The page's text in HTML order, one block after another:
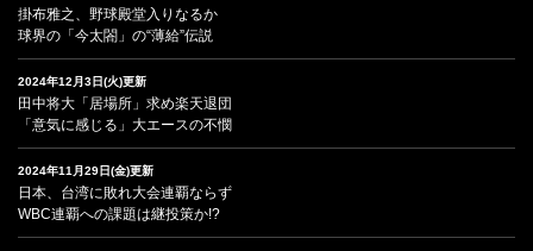
掛布雅之、野球殿堂入りなるか
球界の「今太閤」の“薄給”伝説
2024年12月3日(火)更新
田中将大「居場所」求め楽天退団
「意気に感じる」大エースの不憫
2024年11月29日(金)更新
日本、台湾に敗れ大会連覇ならず
WBC連覇への課題は継投策か!?